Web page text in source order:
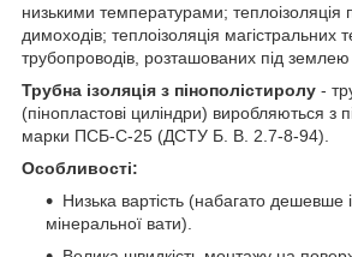
низькими температурами; теплоізоляція
димоходів; теплоізоляція магістральних
трубопроводів, розташованих під
Трубна ізоляція з пінополістиролу -
(пінопластові циліндри) виробляються з
марки ПСБ-С-25 (ДСТУ Б. В. 2.7-8-94).
Особливості:
Низька вартість (набагато дешевше
мінеральної вати).